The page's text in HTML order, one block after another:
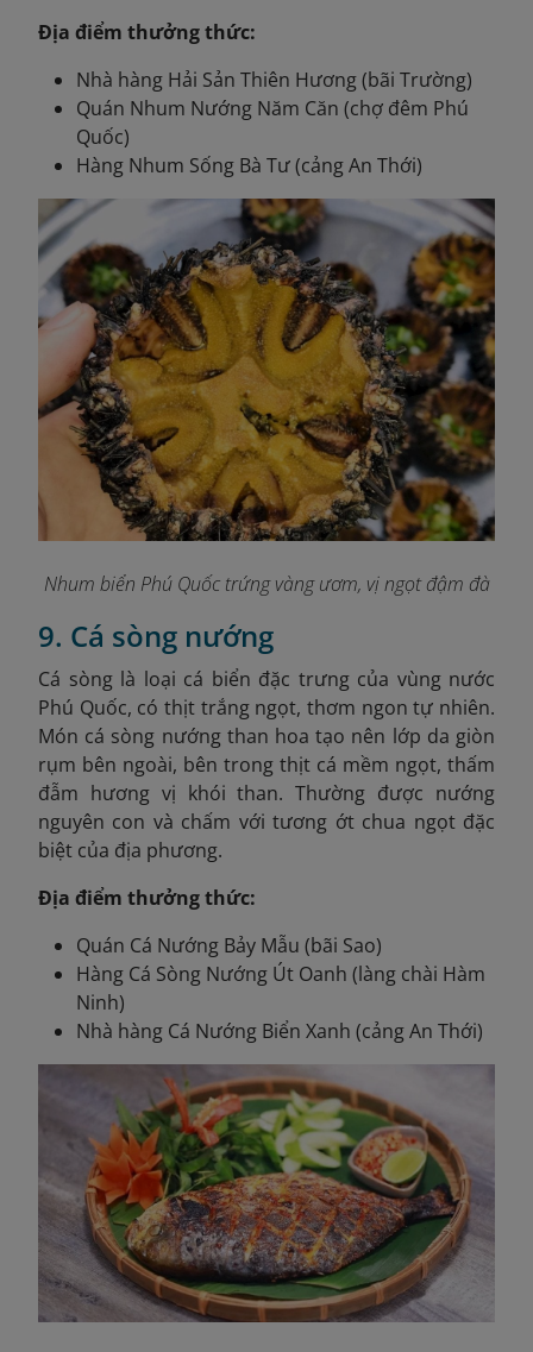
Địa điểm thưởng thức:
Nhà hàng Hải Sản Thiên Hương (bãi Trường)
Quán Nhum Nướng Năm Căn (chợ đêm Phú
Quốc)
Hàng Nhum Sống Bà Tư (cảng An Thới)
Nhum biển Phú Quốc trứng vàng ươm, vị ngọt đậm đà
9. Cá sòng nướng
Cá sòng là loại cá biển đặc trưng của vùng nước
Phú Quốc, có thịt trắng ngọt, thơm ngon tự nhiên.
Món cá sòng nướng than hoa tạo nên lớp da giòn
rụm bên ngoài, bên trong thịt cá mềm ngọt, thấm
đẫm hương vị khói than. Thường được nướng
nguyên con và chấm với tương ớt chua ngọt đặc
biệt của địa phương.
Địa điểm thưởng thức:
Quán Cá Nướng Bảy Mẫu (bãi Sao)
Hàng Cá Sòng Nướng Út Oanh (làng chài Hàm
Ninh)
Nhà hàng Cá Nướng Biển Xanh (cảng An Thới)